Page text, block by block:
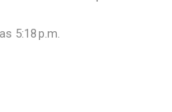
5:18 p.m.